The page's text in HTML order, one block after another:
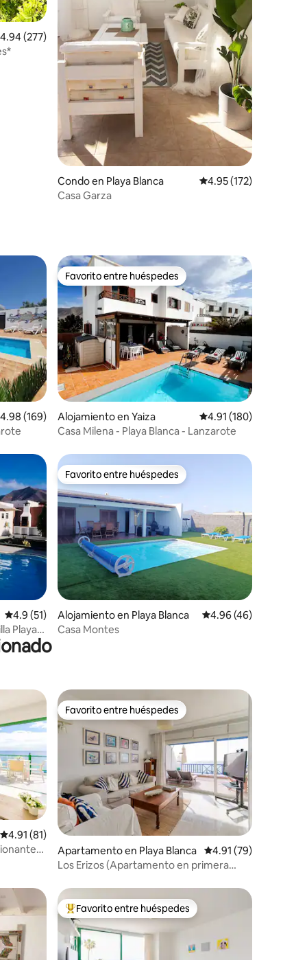
promedio: 4.94 de 5, 277 reseñas
4.94 (277)
Condo en Playa Blanca Calificación promedio:
4.95 (172)
Casa Garza
promedio: 4.98 de 5, 169 reseñas
4.98 (169)
Favorito entre huéspedes
Favorito entre huéspedes
Alojamiento en Yaiza Calificación promedio:
4.91 (180)
Casa Milena - Playa Blanca - Lanzarote
Calificación promedio: 4.9 de 5, 51 reseñas
4.9 (51)
Playa
Favorito entre huéspedes
Favorito entre huéspedes
Alojamiento en Playa Blanca Calificación
4.96 (46)
Casa Montes
Calificación promedio: 4.91 de 5, 81 reseñas
4.91 (81)
Favorito entre huéspedes
Favorito entre huéspedes
Apartamento en Playa Blanca Calificación
4.91 (79)
Los Erizos (Apartamento en primera
Favorito entre huéspedes preferido
Favorito entre huéspedes